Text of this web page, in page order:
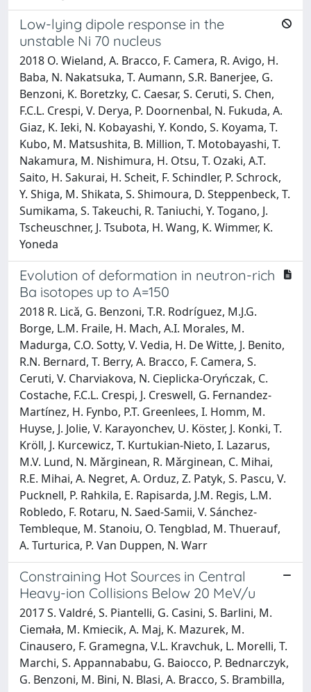
Low-lying dipole response in the
unstable Ni 70 nucleus
2018 O. Wieland, A. Bracco, F. Camera, R. Avigo, H.
Baba, N. Nakatsuka, T. Aumann, S.R. Banerjee, G.
Benzoni, K. Boretzky, C. Caesar, S. Ceruti, S. Chen,
F.C.L. Crespi, V. Derya, P. Doornenbal, N. Fukuda, A.
Giaz, K. Ieki, N. Kobayashi, Y. Kondo, S. Koyama, T.
Kubo, M. Matsushita, B. Million, T. Motobayashi, T.
Nakamura, M. Nishimura, H. Otsu, T. Ozaki, A.T.
Saito, H. Sakurai, H. Scheit, F. Schindler, P. Schrock,
Y. Shiga, M. Shikata, S. Shimoura, D. Steppenbeck, T.
Sumikama, S. Takeuchi, R. Taniuchi, Y. Togano, J.
Tscheuschner, J. Tsubota, H. Wang, K. Wimmer, K.
Yoneda
Evolution of deformation in neutron-rich
Ba isotopes up to A=150
2018 R. Licǎ, G. Benzoni, T.R. Rodríguez, M.J.G.
Borge, L.M. Fraile, H. Mach, A.I. Morales, M.
Madurga, C.O. Sotty, V. Vedia, H. De Witte, J. Benito,
R.N. Bernard, T. Berry, A. Bracco, F. Camera, S.
Ceruti, V. Charviakova, N. Cieplicka-Oryńczak, C.
Costache, F.C.L. Crespi, J. Creswell, G. Fernandez-
Martínez, H. Fynbo, P.T. Greenlees, I. Homm, M.
Huyse, J. Jolie, V. Karayonchev, U. Köster, J. Konki, T.
Kröll, J. Kurcewicz, T. Kurtukian-Nieto, I. Lazarus,
M.V. Lund, N. Mǎrginean, R. Mǎrginean, C. Mihai,
R.E. Mihai, A. Negret, A. Orduz, Z. Patyk, S. Pascu, V.
Pucknell, P. Rahkila, E. Rapisarda, J.M. Regis, L.M.
Robledo, F. Rotaru, N. Saed-Samii, V. Sánchez-
Tembleque, M. Stanoiu, O. Tengblad, M. Thuerauf,
A. Turturica, P. Van Duppen, N. Warr
Constraining Hot Sources in Central
Heavy-ion Collisions Below 20 MeV/u
2017 S. Valdré, S. Piantelli, G. Casini, S. Barlini, M.
Ciemała, M. Kmiecik, A. Maj, K. Mazurek, M.
Cinausero, F. Gramegna, V.L. Kravchuk, L. Morelli, T.
Marchi, S. Appannababu, G. Baiocco, P. Bednarczyk,
G. Benzoni, M. Bini, N. Blasi, A. Bracco, S. Brambilla,